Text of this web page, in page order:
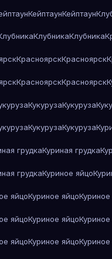
КейптаунКейптаун
КлубникаКлубника
КрасноярскКрасноярск
КрасноярскКрасноярск
КукурузаКукуруза
КукурузаКукуруза
грудкаКуриная грудка
грудкаКуриное яйцо
яйцоКуриное яйцоКуриное
яйцоКуриное яйцоКуриное
яйцоКуриное яйцоКуриное